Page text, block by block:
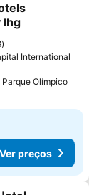
Ihg
International
Olímpico
Ver preços